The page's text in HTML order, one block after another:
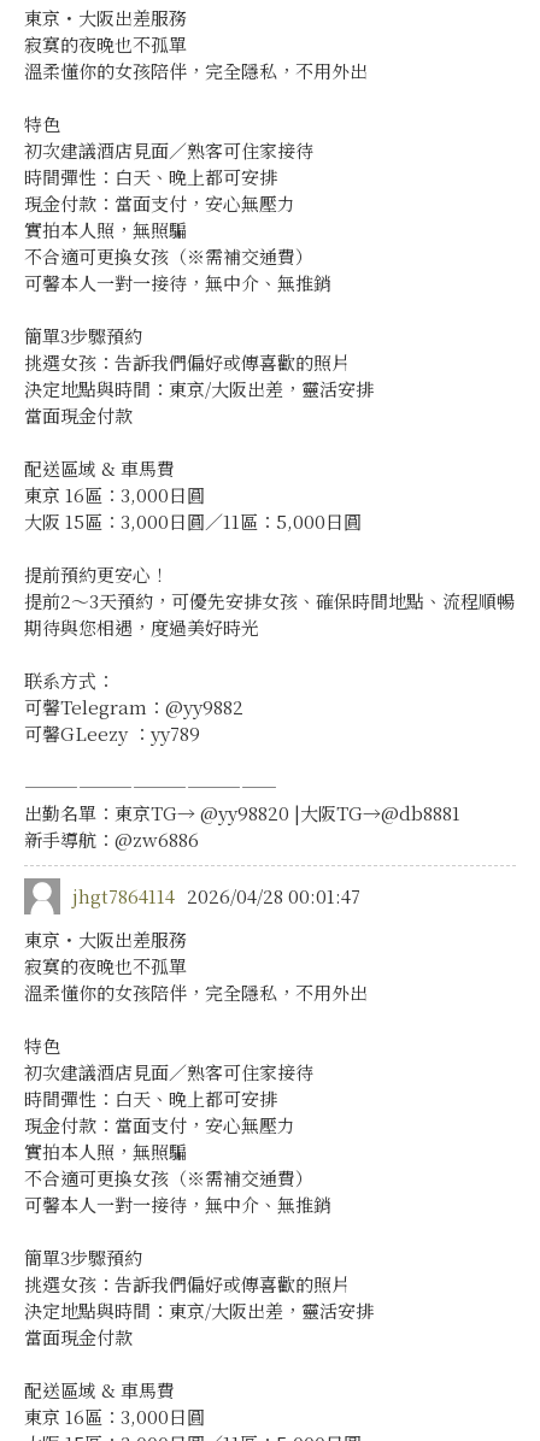
東京・大阪出差服務
寂寞的夜晚也不孤單
溫柔懂你的女孩陪伴，完全隱私，不用外出
特色
初次建議酒店見面／熟客可住家接待
時間彈性：白天、晚上都可安排
現金付款：當面支付，安心無壓力
實拍本人照，無照騙
不合適可更換女孩（※需補交通費）
可馨本人一對一接待，無中介、無推銷
簡單3步驟預約
挑選女孩：告訴我們偏好或傳喜歡的照片
決定地點與時間：東京/大阪出差，靈活安排
當面現金付款
配送區域 & 車馬費
東京 16區：3,000日圓
大阪 15區：3,000日圓／11區：5,000日圓
提前預約更安心！
提前2～3天預約，可優先安排女孩、確保時間地點、流程順暢
期待與您相遇，度過美好時光
联系方式：
可馨Telegram：@yy9882
可馨GLeezy ：yy789
——————————————
出勤名單：東京TG→ @yy98820 |大阪TG→@db8881
新手導航：@zw6886
jhgt7864114 2026/04/28 00:01:47
東京・大阪出差服務
寂寞的夜晚也不孤單
溫柔懂你的女孩陪伴，完全隱私，不用外出
特色
初次建議酒店見面／熟客可住家接待
時間彈性：白天、晚上都可安排
現金付款：當面支付，安心無壓力
實拍本人照，無照騙
不合適可更換女孩（※需補交通費）
可馨本人一對一接待，無中介、無推銷
簡單3步驟預約
挑選女孩：告訴我們偏好或傳喜歡的照片
決定地點與時間：東京/大阪出差，靈活安排
當面現金付款
配送區域 & 車馬費
東京 16區：3,000日圓